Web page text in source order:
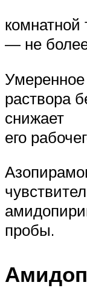
комнатной
— не
раствора
снижает
его
пробы.